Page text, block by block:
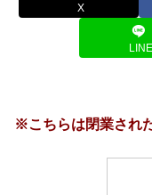
X
LINE
※こちらは閉業され